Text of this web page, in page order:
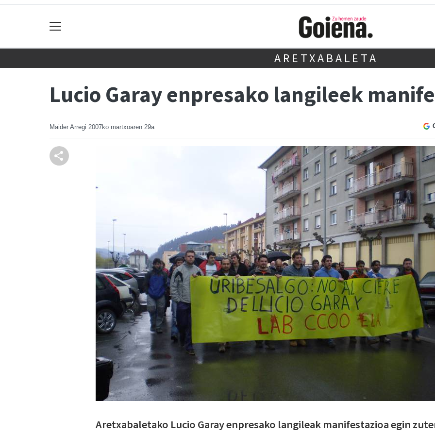
ARETXABALETA
Lucio Garay enpresako langileek
Maider Arregi 2007ko martxoaren 29a
Aretxabaletako Lucio Garay enpresako langileak manifestazioa egin